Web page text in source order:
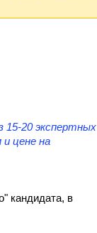
15-20 экспертных
и цене на
кандидата, в